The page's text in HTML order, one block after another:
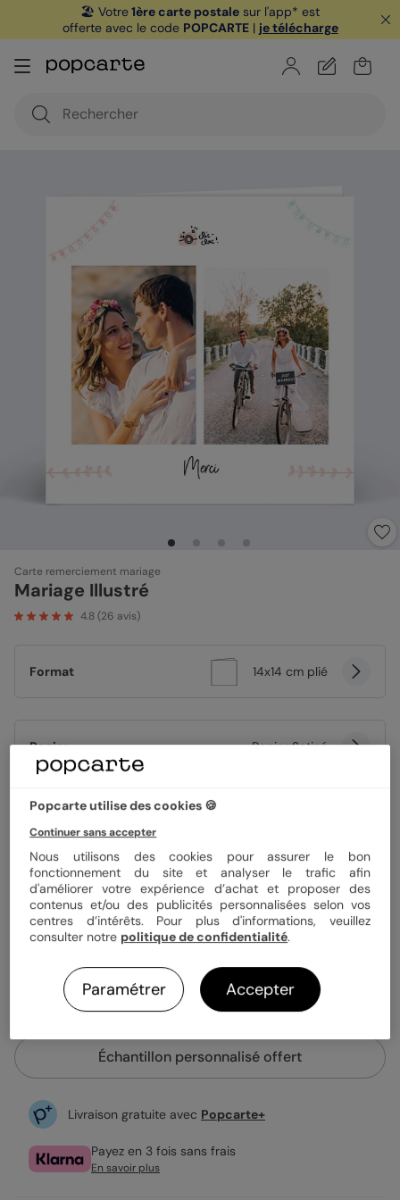
🏖️ Votre1ère carte postale sur l'app* est
offerte avec le code POPCARTE| je télécharge
Carte remerciement mariage
Mariage Illustré
4.8(26 avis)
Format 14x14 cm plié
Papier Papier Satiné
Quantité Échantillon personnalisé
1,39 €
Enveloppe blanche offerte
Fabrication française
Expédition rapide en 24h
Personnaliser
Échantillon personnalisé offert
Livraison gratuite avec Popcarte+
Payez en 3 fois sans frais
En savoir plus
Popcarte utilise des cookies 🍪
Continuer sans accepter
Nous utilisons des cookies pour assurer le bon
fonctionnement du site et analyser le trafic afin
d'améliorer votre expérience d’achat et proposer des
contenus et/ou des publicités personnalisées selon vos
centres d’intérêts. Pour plus d'informations, veuillez
consulter notre politique de confidentialité.
Paramétrer Accepter